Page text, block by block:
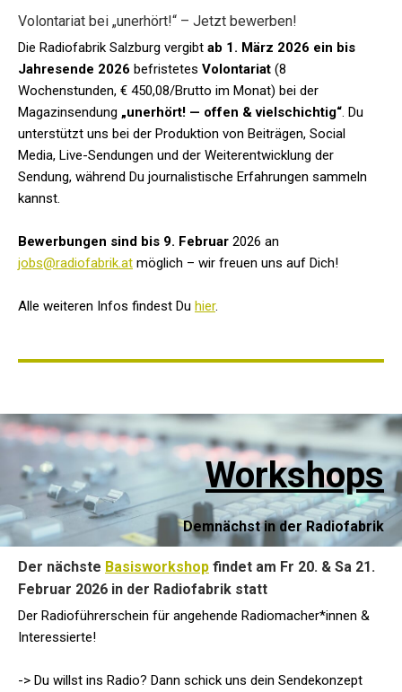
Volontariat bei „unerhört!“ – Jetzt bewerben!
Die Radiofabrik Salzburg vergibt ab 1. März 2026 ein bis
Jahresende 2026 befristetes Volontariat (8
Wochenstunden, € 450,08/Brutto im Monat) bei der
Magazinsendung „unerhört! — offen & vielschichtig“. Du
unterstützt uns bei der Produktion von Beiträgen, Social
Media, Live-Sendungen und der Weiterentwicklung der
Sendung, während Du journalistische Erfahrungen sammeln
kannst.
Bewerbungen sind bis 9. Februar 2026 an
jobs@radiofabrik.at möglich – wir freuen uns auf Dich!
Alle weiteren Infos findest Du hier.
Workshops
Demnächst in der Radiofabrik
Der nächste Basisworkshop findet am Fr 20. & Sa 21.
Februar 2026 in der Radiofabrik statt
Der Radioführerschein für angehende Radiomacher*innen &
Interessierte!
-> Du willst ins Radio? Dann schick uns dein Sendekonzept